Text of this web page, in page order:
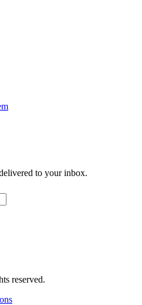
to your inbox.
reserved.